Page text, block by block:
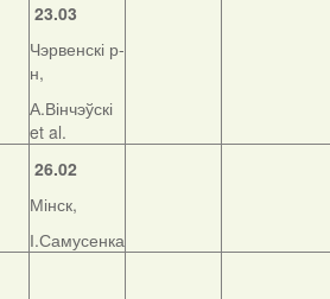
23.03
Чэрвенскі р-
н,
А.Вінчэўскі
et al.
26.02
Мінск,
І.Самусенка